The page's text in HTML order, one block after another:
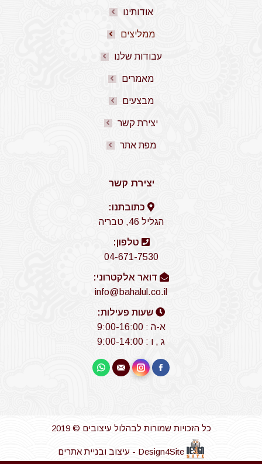
אודותינו
ממליצים
עבודות שלנו
מאמרים
מבצעים
יצירת קשר
מפת אתר
יצירת קשר
כתובתנו:
הגליל 46, טבריה
טלפון:
04-671-7530
דואר אלקטרוני:
info@bahalul.co.il
שעות פעילות:
א-ה : 9:00-16:00
ג , ו : 9:00-14:00
Facebook
Instagram
Mail
Whatsapp
כל הזכויות שמורות לבהלול עיצובים © 2019
Design4Site - עיצוב ובניית אתרים